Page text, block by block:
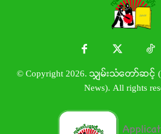
© Copyright 2026. သျှမ်းသံတော်ဆင့်
News). All rights